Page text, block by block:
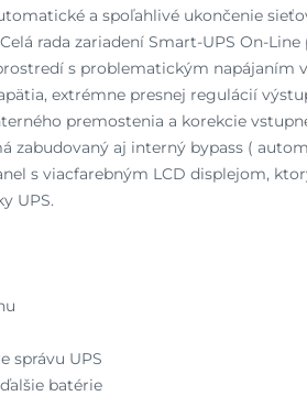
a spoľahlivé ukončenie
rada zariadení Smart-UPS On-
s problematickým napájaním
extrémne presnej regulácií
premostenia a korekcie
zabudovaný aj interný bypass (
s viacfarebným LCD displejom,
UPS.
správu UPS
batérie